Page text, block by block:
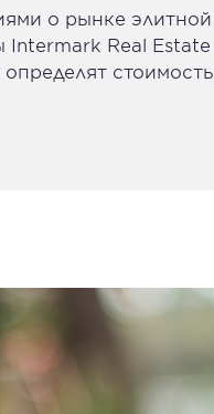
о рынке элитной
Intermark Real Estate
стоимость